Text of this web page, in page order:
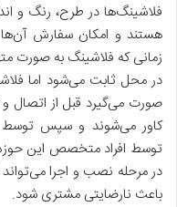
فلاشینگ‌ها در طرح، رنگ و
هستند و امکان سفارش آن‌ها
زمانی که فلاشینگ به
در محل ثابت می‌شود اما
صورت می‌گیرد قبل از
کاور می‌شوند و سپس توسط
توسط افراد متخصص این حوزه
در مرحله نصب و اجرا
باعث نارضایتی مشتری شود.